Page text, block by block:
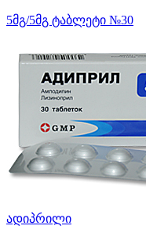
5მგ/5მგ ტაბლეტი №30
ადიპრილი